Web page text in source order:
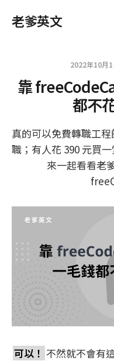
老爹英文
2022年10月1
靠
都不
真的可以免費轉職工
職；有人花 390 元買
來一起看看老
可以！ 不然就不會有